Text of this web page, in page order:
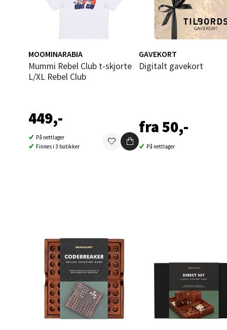
MOOMINARABIA
Mummi Rebel Club t-skjorte
L/XL Rebel Club
449,-
På nettlager
Finnes i 3 butikker
GAVEKORT
Digitalt gavekort
fra 50,-
På nettlager
0 i